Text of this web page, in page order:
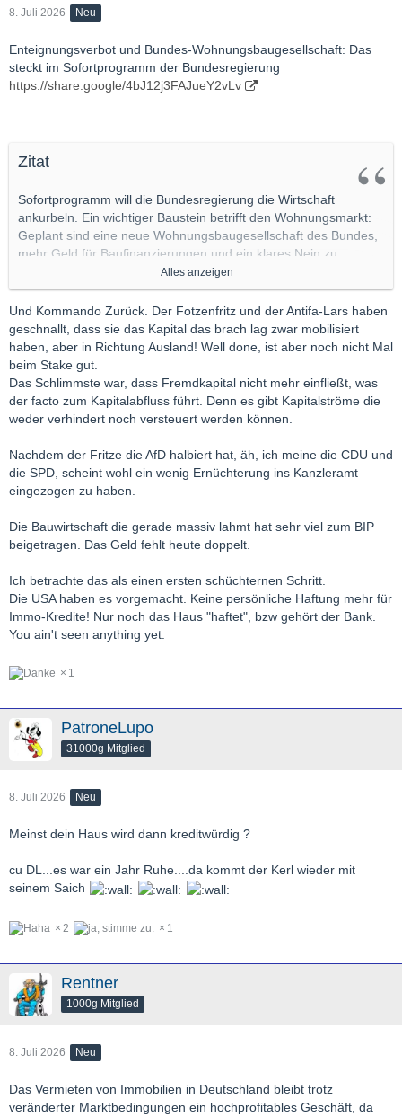
8. Juli 2026 Neu
Enteignungsverbot und Bundes-Wohnungsbaugesellschaft: Das
steckt im Sofortprogramm der Bundesregierung
https://share.google/4bJ12j3FAJueY2vLv
Zitat
Sofortprogramm will die Bundesregierung die Wirtschaft
ankurbeln. Ein wichtiger Baustein betrifft den Wohnungsmarkt:
Geplant sind eine neue Wohnungsbaugesellschaft des Bundes,
mehr Geld für Baufinanzierungen und ein klares Nein zu
Enteignungen großer Wohnungsunternehmen.
"Bezahlbarer Wohnraum darf kein Glücksfall sein. Wir wollen
bauen und nicht enteignen. Der Bund wird hier künftig
mitmischen und eine Wohnungsbaugesellschaft gründen", sagt
Finanzminister Lars Klingbeil (SPD)
Markus Söder (CSU) sowie Friedrich Merz (CDU) bestärken
Klingsbeils Worte. "Die ganze Welt schaut auf Deutschland, ob
Gesetz, das das klar verneint", betont Bundeskanzler Friedrich
Merz (CDU) auch mit Blick auf die Diskussion in Berlin rund um
das Bestreben „Deutsche Wohnen & Co enteignen“.
So sollen zum 1. Januar 2027 die nationalen Kapitalpuffer
für Immobilienkredite abgeschafft werden
Wohnungsbau bereitstellen. Ziel ist es, Baufinanzierungen zu
erleichtern und Investitionen anzukurbeln.
Alles anzeigen
Und Kommando Zurück. Der Fotzenfritz und der Antifa-Lars haben
geschnallt, dass sie das Kapital das brach lag zwar mobilisiert
haben, aber in Richtung Ausland! Well done, ist aber noch nicht Mal
beim Stake gut.
Das Schlimmste war, dass Fremdkapital nicht mehr einfließt, was
der facto zum Kapitalabfluss führt. Denn es gibt Kapitalströme die
weder verhindert noch versteuert werden können.
Nachdem der Fritze die AfD halbiert hat, äh, ich meine die CDU und
die SPD, scheint wohl ein wenig Ernüchterung ins Kanzleramt
eingezogen zu haben.
Die Bauwirtschaft die gerade massiv lahmt hat sehr viel zum BIP
beigetragen. Das Geld fehlt heute doppelt.
Ich betrachte das als einen ersten schüchternen Schritt.
Die USA haben es vorgemacht. Keine persönliche Haftung mehr für
Immo-Kredite! Nur noch das Haus "haftet", bzw gehört der Bank.
You ain't seen anything yet.
1
PatroneLupo
31000g Mitglied
8. Juli 2026 Neu
Meinst dein Haus wird dann kreditwürdig ?
cu DL...es war ein Jahr Ruhe....da kommt der Kerl wieder mit
seinem Saich
2 1
Rentner
1000g Mitglied
8. Juli 2026 Neu
Das Vermieten von Immobilien in Deutschland bleibt trotz
veränderter Marktbedingungen ein hochprofitables Geschäft, da